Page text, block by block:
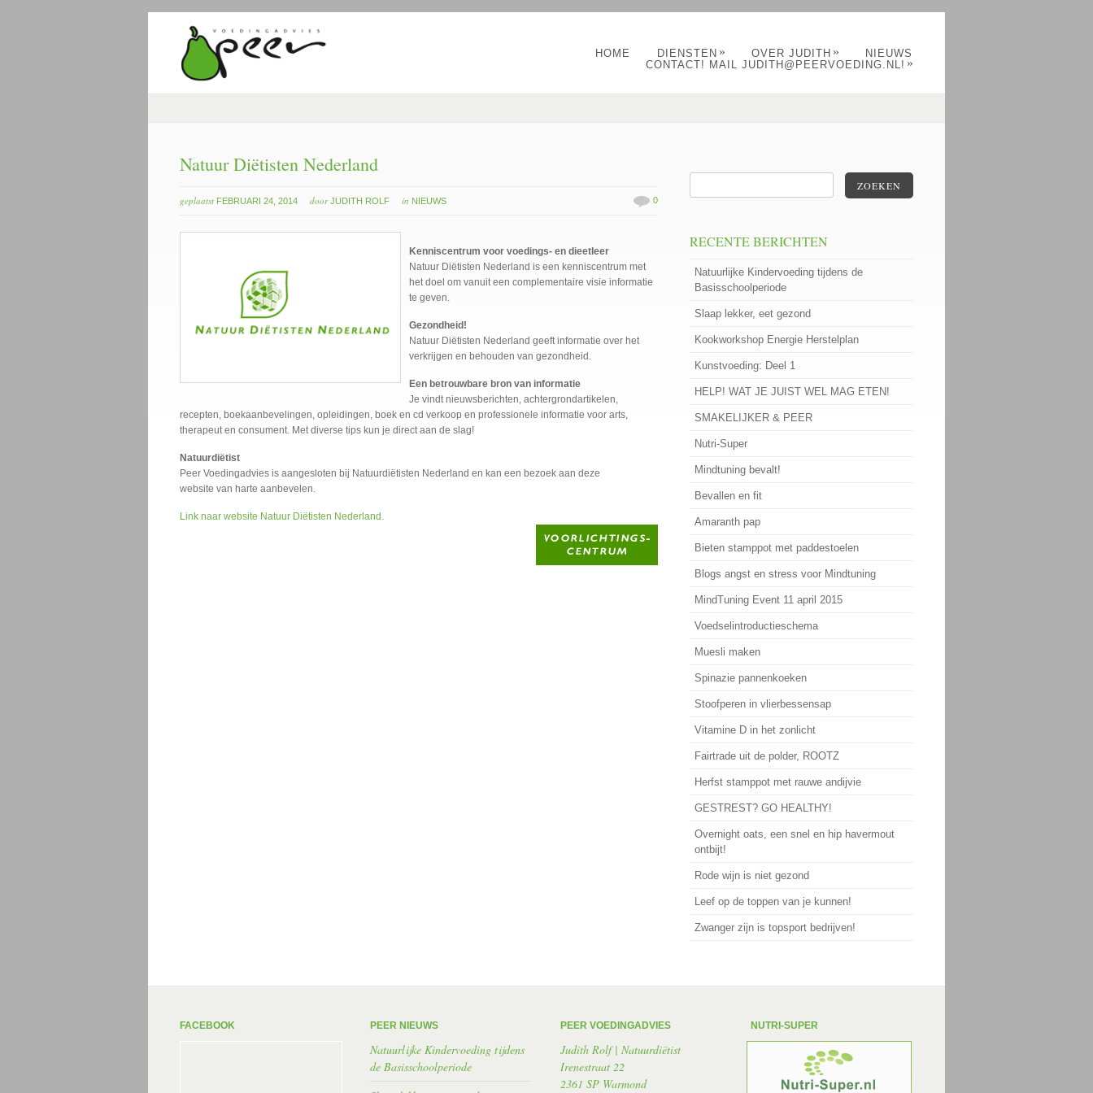
HOME DIENSTEN » OVER JUDITH »
NIEUWS
CONTACT! MAIL JUDITH@PEERVOEDING.NL! »
Natuur Diëtisten Nederland
geplaatst FEBRUARI 24, 2014 door JUDITH ROLF in NIEUWS 0
Kenniscentrum voor voedings- en dieetleer
Natuur Diëtisten Nederland is een kenniscentrum met
het doel om vanuit een complementaire visie informatie
te geven.
Gezondheid!
Natuur Diëtisten Nederland geeft informatie over het
verkrijgen en behouden van gezondheid.
Een betrouwbare bron van informatie
Je vindt nieuwsberichten, achtergrondartikelen,
recepten, boekaanbevelingen, opleidingen, boek en cd verkoop en professionele informatie voor arts,
therapeut en consument. Met diverse tips kun je direct aan de slag!
Natuurdiëtist
Peer Voedingadvies is aangesloten bij Natuurdiëtisten Nederland en kan een bezoek aan deze
website van harte aanbevelen.
Link naar website Natuur Diëtisten Nederland.
ZOEKEN
RECENTE BERICHTEN
Natuurlijke Kindervoeding tijdens de
Basisschoolperiode
Slaap lekker, eet gezond
Kookworkshop Energie Herstelplan
Kunstvoeding: Deel 1
HELP! WAT JE JUIST WEL MAG ETEN!
SMAKELIJKER & PEER
Nutri-Super
Mindtuning bevalt!
Bevallen en fit
Amaranth pap
Bieten stamppot met paddestoelen
Blogs angst en stress voor Mindtuning
MindTuning Event 11 april 2015
Voedselintroductieschema
Muesli maken
Spinazie pannenkoeken
Stoofperen in vlierbessensap
Vitamine D in het zonlicht
Fairtrade uit de polder, ROOTZ
Herfst stamppot met rauwe andijvie
GESTREST? GO HEALTHY!
Overnight oats, een snel en hip havermout
ontbijt!
Rode wijn is niet gezond
Leef op de toppen van je kunnen!
Zwanger zijn is topsport bedrijven!
FACEBOOK PEER NIEUWS
Natuurlijke Kindervoeding tijdens
de Basisschoolperiode
PEER VOEDINGADVIES
Judith Rolf | Natuurdiëtist
Irenestraat 22
2361 SP Warmond
NUTRI-SUPER